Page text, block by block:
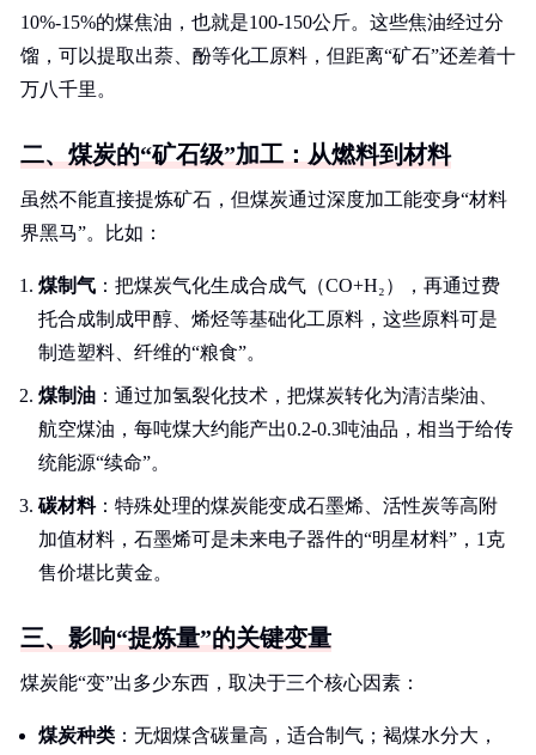
10%-15%的煤焦油，也就是100-150公斤。这些焦油经过分
馏，可以提取出萘、酚等化工原料，但距离“矿石”还差着十
万八千里。
二、煤炭的“矿石级”加工：从燃料到材料
虽然不能直接提炼矿石，但煤炭通过深度加工能变身“材料
界黑马”。比如：
煤制气 ：把煤炭气化生成合成气（CO+H₂），再通过费
托合成制成甲醇、烯烃等基础化工原料，这些原料可是
制造塑料、纤维的“粮食”。
煤制油 ：通过加氢裂化技术，把煤炭转化为清洁柴油、
航空煤油，每吨煤大约能产出0.2-0.3吨油品，相当于给传
统能源“续命”。
碳材料：特殊处理的煤炭能变成石墨烯、活性炭等高附
加值材料，石墨烯可是未来电子器件的“明星材料”，1克
售价堪比黄金。
三、影响“提炼量”的关键变量
煤炭能“变”出多少东西，取决于三个核心因素：
煤炭种类 ：无烟煤含碳量高，适合制气；褐煤水分大，